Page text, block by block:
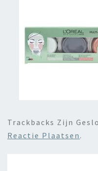
Trackbacks Zijn
Reactie Plaatsen .